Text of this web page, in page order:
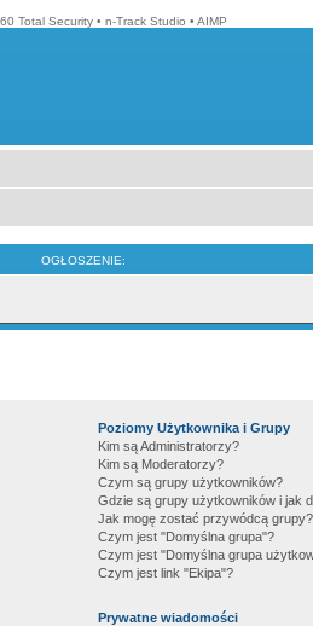
Total Security • n-Track Studio • AIMP
OGŁOSZENIE:
Poziomy Użytkownika i Grupy
Kim są Administratorzy?
Kim są Moderatorzy?
Czym są grupy użytkowników?
Gdzie są grupy użytkowników i jak
Jak mogę zostać przywódcą grupy?
Czym jest "Domyślna grupa"?
Czym jest "Domyślna grupa
Czym jest link "Ekipa"?
Prywatne wiadomości